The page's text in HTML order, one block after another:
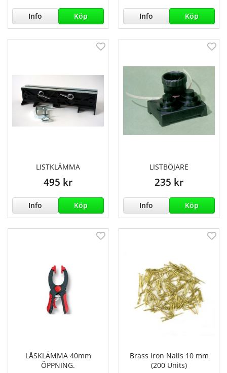
Info Köp Info Köp
LISTKLÄMMA
495 kr
Info Köp
LISTBÖJARE
235 kr
Info Köp
LÅSKLÄMMA 40mm
ÖPPNING.
Brass Iron Nails 10 mm
(200 Units)